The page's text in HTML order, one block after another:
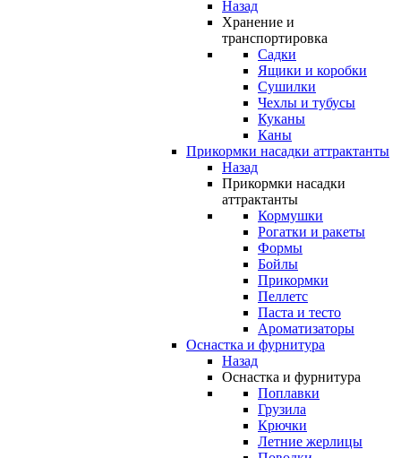
Назад
Хранение и
транспортировка
Садки
Ящики и коробки
Сушилки
Чехлы и тубусы
Куканы
Каны
Прикормки насадки аттрактанты
Назад
Прикормки насадки
аттрактанты
Кормушки
Рогатки и ракеты
Формы
Бойлы
Прикормки
Пеллетс
Паста и тесто
Ароматизаторы
Оснастка и фурнитура
Назад
Оснастка и фурнитура
Поплавки
Грузила
Крючки
Летние жерлицы